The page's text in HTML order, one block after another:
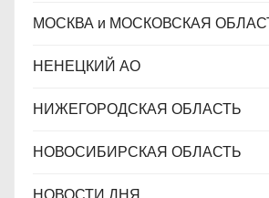
МОСКВА и МОСКОВСКАЯ
НЕНЕЦКИЙ АО
НИЖЕГОРОДСКАЯ ОБЛАСТЬ
НОВОСИБИРСКАЯ ОБЛАСТЬ